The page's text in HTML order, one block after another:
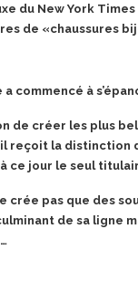
du New York
de «chaussures
commencé à
de créer les plus
reçoit la distinction
ce jour le seul
crée pas que des
de sa ligne